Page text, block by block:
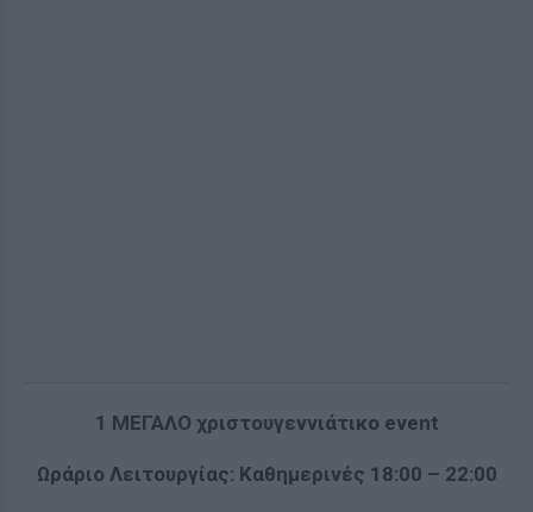
1 ΜΕΓΑΛΟ χριστουγεννιάτικο event
Ωράριο Λειτουργίας: Καθημερινές 18:00 – 22:00